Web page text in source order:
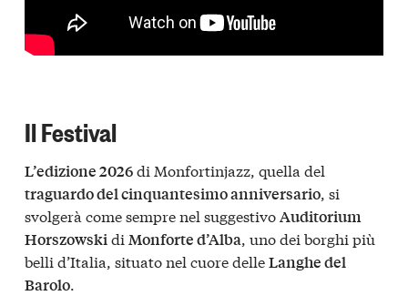
Il Festival
L’edizione 2026di Monfortinjazz, quella del
traguardo del cinquantesimo anniversario, si
svolgerà come sempre nel suggestivoAuditorium
Horszowskidi Monforte d’Alba, uno dei borghi più
belli d’Italia, situato nel cuore delleLanghe del
Barolo.